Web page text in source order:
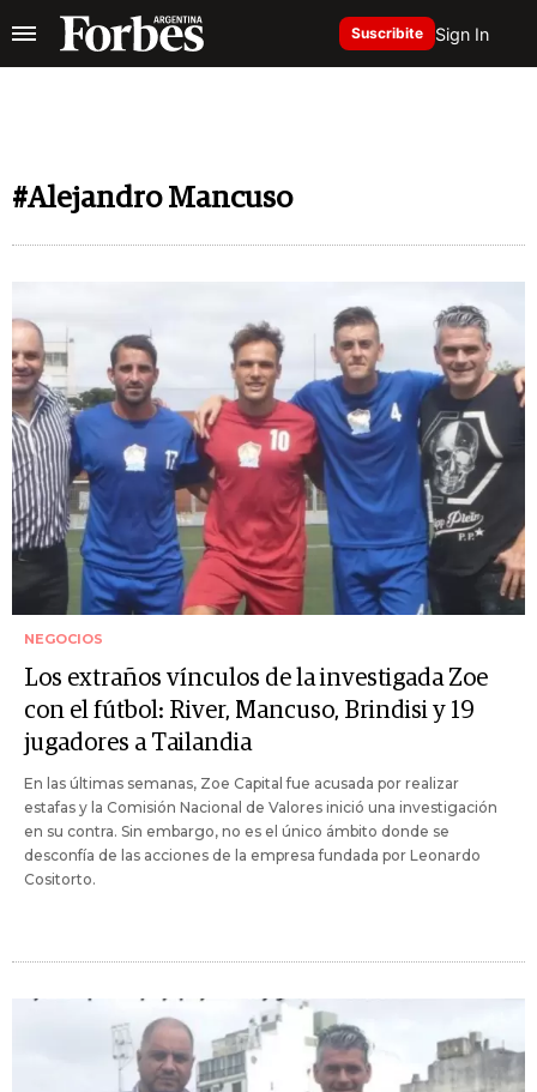
Suscribite Sign In
#Alejandro Mancuso
NEGOCIOS
Los extraños vínculos de la investigada Zoe
con el fútbol: River, Mancuso, Brindisi y 19
jugadores a Tailandia
En las últimas semanas, Zoe Capital fue acusada por realizar
estafas y la Comisión Nacional de Valores inició una investigación
en su contra. Sin embargo, no es el único ámbito donde se
desconfía de las acciones de la empresa fundada por Leonardo
Cositorto.